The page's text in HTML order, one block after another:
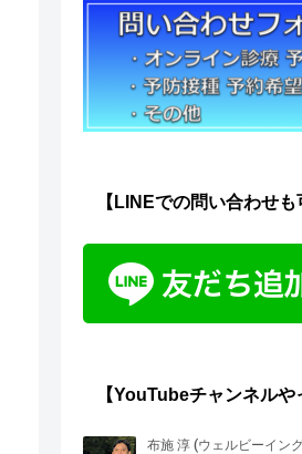
【LINEでの問い合わせも
【YouTubeチャンネルや